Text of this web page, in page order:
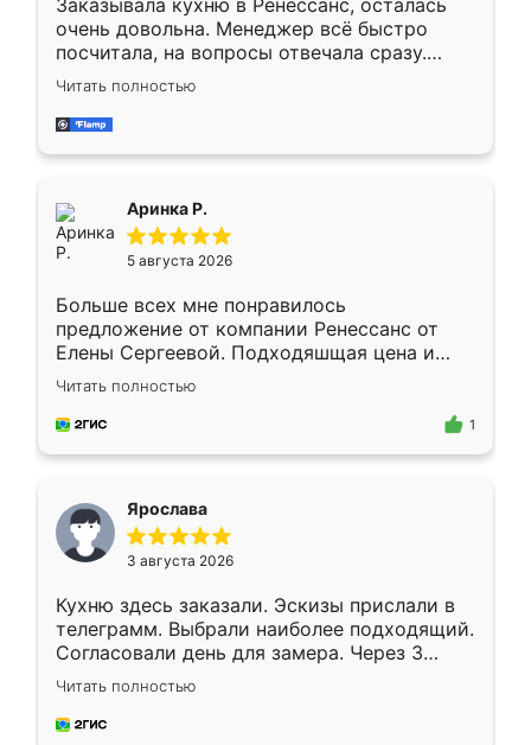
Заказывала кухню в Ренессанс, осталась
очень довольна. Менеджер всё быстро
посчитала, на вопросы отвечала сразу.
Замерщик приехал в субботу, подошёл к
делу со всей ответственностью. Собрали
за день, ребята работали аккуратно, даже
Читать полностью
Аринка Р.
5 августа 2026
Больше всех мне понравилось
предложение от компании Ренессанс от
Елены Сергеевой. Подходяшщая цена и
короткие сроки изготовления. Приехавший
для замера сотрудник Владислав
предложил по моему эскизу самый
Читать полностью
1
Ярослава
3 августа 2026
Кухню здесь заказали. Эскизы прислали в
телеграмм. Выбрали наиболее подходящий.
Согласовали день для замера. Через 3
недели кухня была уже готова. Остались
довольны работой. Спасибо Ренессанс
мебель за качественную работу!
Читать полностью